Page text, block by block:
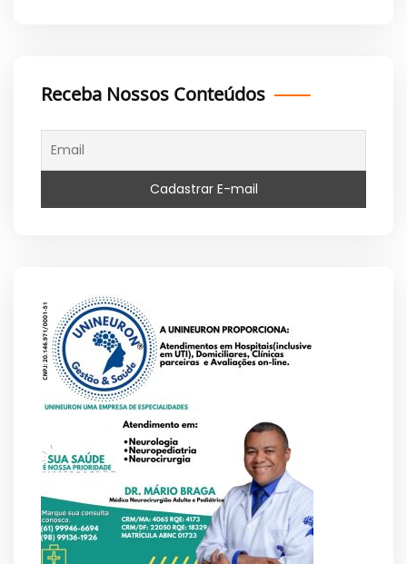
Receba Nossos Conteúdos